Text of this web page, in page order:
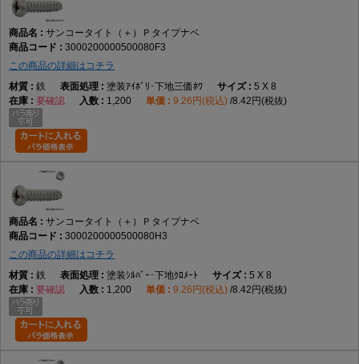
サンコータイト（＋）Ｐタイプナベ
3000200000500080F3
この商品の詳細はコチラ
鉄
塗装ｱｲﾎﾞﾘ･下地三価ﾎﾜ
5 X 8
要確認
1,200 9.26円(税込) 8.42円(税抜)
サンコータイト（＋）Ｐタイプナベ
3000200000500080H3
この商品の詳細はコチラ
鉄
塗装ｼﾙﾊﾞｰ･下地ｸﾛﾒｰﾄ
5 X 8
要確認
1,200 9.26円(税込) 8.42円(税抜)